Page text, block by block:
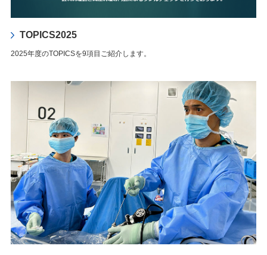
TOPICS2025
2025年度のTOPICSを9項目ご紹介します。